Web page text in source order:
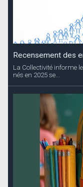
Recensement des
La Collectivité informe
nés en 2025 se...